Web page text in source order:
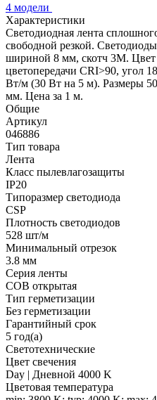
4 модели
Характеристики
Светодиодная лента
свободной резкой.
шириной 8 мм, скотч 3M.
цветопередачи CRI>90, угол
Вт/м (30 Вт на 5 м). Размеры
мм. Цена за 1 м.
Общие
Артикул
046886
Тип товара
Лента
Класс пылевлагозащиты
IP20
Типоразмер светодиода
CSP
Плотность светодиодов
528 шт/м
Минимальный отрезок
3.8 мм
Серия ленты
COB открытая
Тип герметизации
Без герметизации
Гарантийный срок
5 год(а)
Светотехнические
Цвет свечения
Day | Дневной 4000 K
Цветовая температура